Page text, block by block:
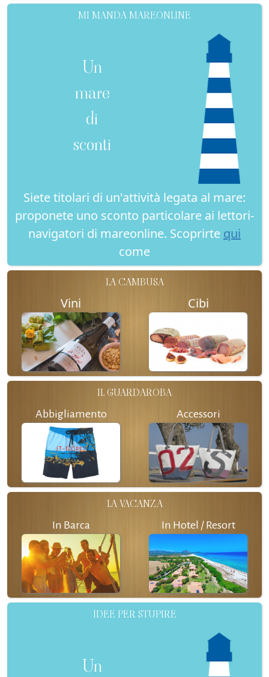
MI MANDA MAREONLINE
Un
mare
di
sconti
Siete titolari di un'attività legata al mare:
proponete uno sconto particolare ai lettori-
navigatori di mareonline. Scoprirte qui
come
LA CAMBUSA
Vini Cibi
IL GUARDAROBA
Abbigliamento Accessori
LA VACANZA
In Barca In Hotel / Resort
IDEE PER STUPIRE
Un